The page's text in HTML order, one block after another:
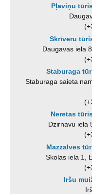
Pļaviņu
Skrīveru
Daugavas iela
Staburaga
Staburaga saieta
Neretas
Dzirnavu iela
Mazzalves
Skolas iela 1,
Iršu